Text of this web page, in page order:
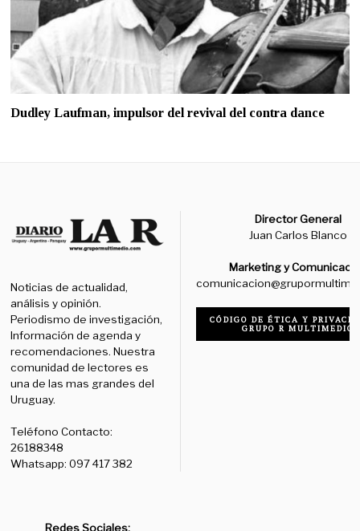
Dudley Laufman, impulsor del revival del contra dance
Noticias de actualidad,
análisis y opinión.
Periodismo de investigación,
Información de agenda y
recomendaciones. Nuestra
comunidad de lectores es
una de las mas grandes del
Uruguay.
Teléfono Contacto:
26188348
Whatsapp: 097 417 382
Director General
Juan Carlos Blanco
Marketing y
CÓDIGO DE ÉTICA Y
GRUPO R MULTIMEDIO
Redes Sociales: